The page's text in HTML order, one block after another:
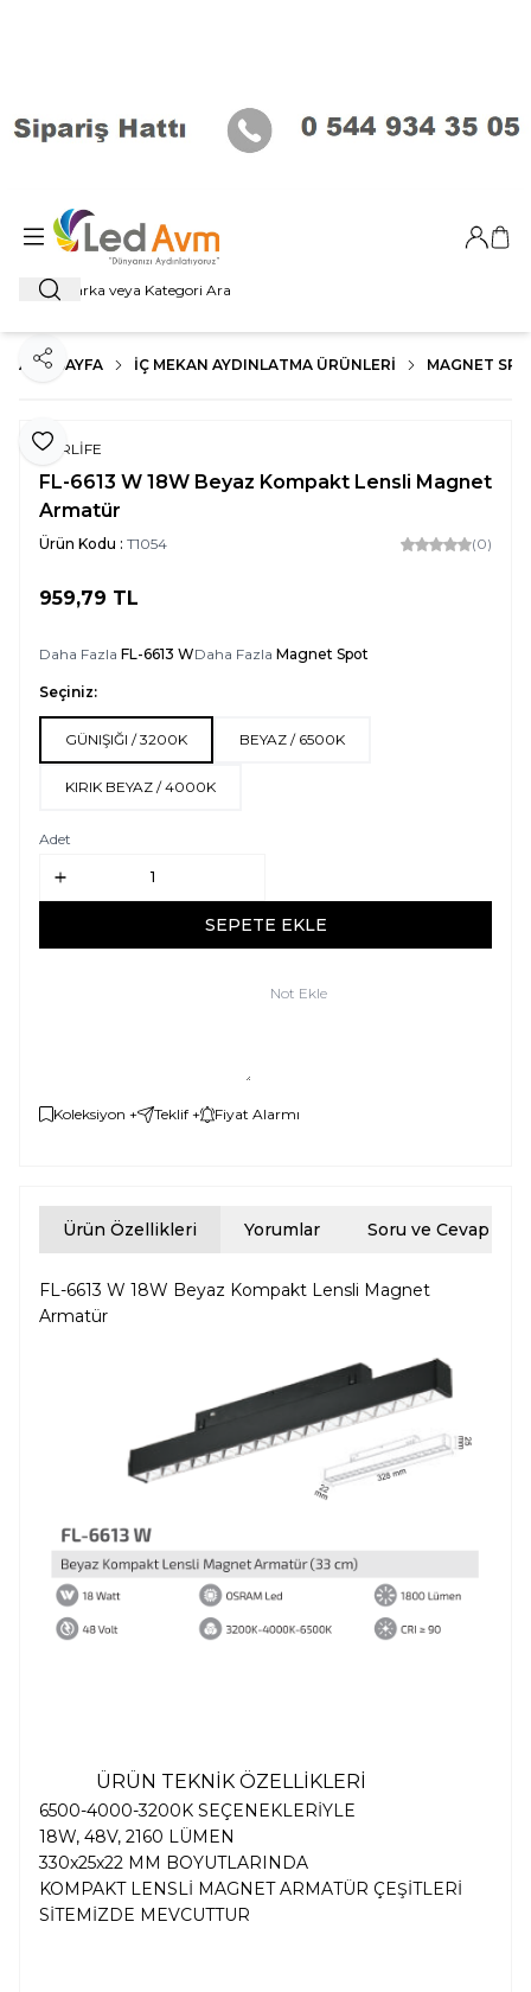
Ara
Giriş
ANA SAYFA İÇ MEKAN AYDINLATMA ÜRÜNLERI MAGNET
Favoriye Ekle
Paylaş
FORLİFE
FL-6613 W 18W Beyaz Kompakt Lensli Magnet
Armatür
Ürün Kodu : T1054 (0)
959,79 TL
Daha Fazla FL-6613 WDaha Fazla Magnet Spot
Seçiniz:
GÜNIŞIĞI / 3200K BEYAZ / 6500K
KIRIK BEYAZ / 4000K
Adet
SEPETE EKLE
Not Ekle
Koleksiyon + Teklif + Fiyat Alarmı
Ürün Özellikleri Yorumlar Soru ve Cevap
FL-6613 W 18W Beyaz Kompakt Lensli Magnet
Armatür
ÜRÜN TEKNİK ÖZELLİKLERİ
6500-4000-3200K SEÇENEKLERİYLE
18W, 48V, 2160 LÜMEN
330x25x22 MM BOYUTLARINDA
KOMPAKT LENSLİ MAGNET ARMATÜR ÇEŞİTLERİ
SİTEMİZDE MEVCUTTUR